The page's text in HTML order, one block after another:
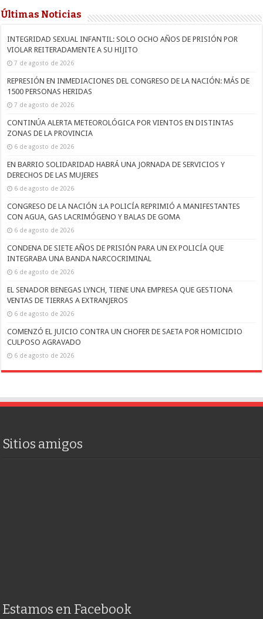
Últimas Noticias
INTEGRIDAD SEXUAL INFANTIL: SOLO OCHO AÑOS DE PRISIÓN POR
VIOLAR REITERADAMENTE A SU HIJITO
7 de agosto de 2026
REPRESIÓN EN INMEDIACIONES DEL CONGRESO DE LA NACIÓN: MÁS DE
1500 PERSONAS HERIDAS
7 de agosto de 2026
CONTINÚA ALERTA METEOROLÓGICA POR VIENTOS EN DISTINTAS
ZONAS DE LA PROVINCIA
6 de agosto de 2026
EN BARRIO SOLIDARIDAD HABRÁ UNA JORNADA DE SERVICIOS Y
DERECHOS DE LAS MUJERES
6 de agosto de 2026
CONGRESO DE LA NACIÓN :LA POLICÍA REPRIMIÓ A MANIFESTANTES
CON AGUA, GAS LACRIMÓGENO Y BALAS DE GOMA
6 de agosto de 2026
CONDENA DE SIETE AÑOS DE PRISIÓN PARA UN EX POLICÍA QUE
INTEGRABA UNA BANDA NARCOCRIMINAL
6 de agosto de 2026
EL SENADOR BENEGAS LYNCH, TIENE UNA EMPRESA QUE GESTIONA
VENTAS DE TIERRAS A EXTRANJEROS
6 de agosto de 2026
COMENZÓ EL JUICIO CONTRA UN CHOFER DE SAETA POR HOMICIDIO
CULPOSO AGRAVADO
6 de agosto de 2026
Sitios amigos
Estamos en Facebook